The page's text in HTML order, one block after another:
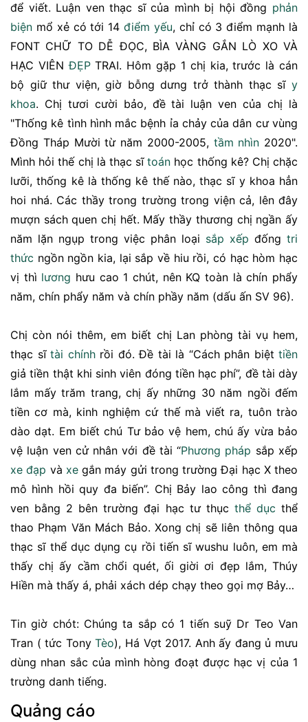
để viết. Luận ven thạc sĩ của mình bị hội đồng phản
biện mổ xẻ có tới 14điểm yếu, chỉ có 3 điểm mạnh là
FONT CHỮ TO DỄ ĐỌC, BÌA VÀNG GẮN LÒ XO VÀ
HẠC VIÊNĐẸPTRAI. Hôm gặp 1 chị kia, trước là cán
bộ giữ thư viện, giờ bỗng dưng trở thành thạc sĩ y
khoa. Chị tươi cười bảo, đề tài luận ven của chị là
"Thống kê tình hình mắc bệnh ỉa chảy của dân cư vùng
Đồng Tháp Mười từ năm 2000-2005, tầm nhìn 2020".
Mình hỏi thế chị là thạc sĩtoán học thống kê? Chị chặc
lưỡi, thống kê là thống kê thế nào, thạc sĩ y khoa hẳn
hoi nhá. Các thầy trong trường trong viện cả, lên đây
mượn sách quen chị hết. Mấy thầy thương chị ngần ấy
năm lặn ngụp trong việc phân loại sắp xếp đống tri
thức ngồn ngồn kia, lại sắp về hiu rồi, có hạc hòm hạc
vị thì lương hưu cao 1 chút, nên KQ toàn là chín phẩy
năm, chín phẩy năm và chín phầy năm (dấu ấn SV 96).
Chị còn nói thêm, em biết chị Lan phòng tài vụ hem,
thạc sĩ tài chínhrồi đó. Đề tài là “Cách phân biệt tiền
giả tiền thật khi sinh viên đóng tiền hạc phí”, đề tài dày
lắm mấy trăm trang, chị ấy những 30 năm ngồi đếm
tiền cơ mà, kinh nghiệm cứ thế mà viết ra, tuôn trào
dào dạt. Em biết chú Tư bảo vệ hem, chú ấy vừa bảo
vệ luận ven cử nhân với đề tài “Phương pháp sắp xếp
xe đạp và xegắn máy gửi trong trường Đại hạc X theo
mô hình hồi quy đa biến”. Chị Bảy lao công thì đang
ven bằng 2 bên trường đại hạc tư thục thể dục thể
thao Phạm Văn Mách Bảo. Xong chị sẽ liên thông qua
thạc sĩ thể dục dụng cụ rồi tiến sĩ wushu luôn, em mà
thấy chị ấy cầm chổi quét, ối giời ơi đẹp lắm, Thúy
Hiền mà thấy á, phải xách dép chạy theo gọi mợ Bảy…
Tin giờ chót: Chúng ta sắp có 1 tiến suỹ Dr Teo Van
Tran ( tức TonyTèo), Há Vợt 2017. Anh ấy đang ủ mưu
dùng nhan sắc của mình hòng đoạt được hạc vị của 1
trường danh tiếng.
Quảng cáo